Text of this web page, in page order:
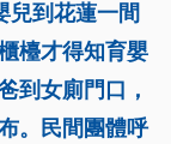
兒到花蓮一間
檯才得知育嬰
到女廁門口，
。民間團體呼